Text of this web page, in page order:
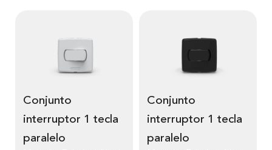
Conjunto
interruptor 1 tecla
paralelo
Conjunto
interruptor 1 tecla
paralelo